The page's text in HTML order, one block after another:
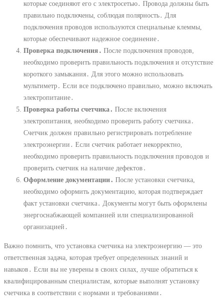
которые соединяют его с электросетью․ Провода должны быть
правильно подключены, соблюдая полярность․ Для
подключения проводов используются специальные клеммы,
которые обеспечивают надежное соединение․
Проверка подключения․ После подключения проводов,
необходимо проверить правильность подключения и отсутствие
короткого замыкания․ Для этого можно использовать
мультиметр․ Если все подключено правильно, можно включать
электропитание․
Проверка работы счетчика․ После включения
электропитания, необходимо проверить работу счетчика․
Счетчик должен правильно регистрировать потребление
электроэнергии․ Если счетчик работает некорректно,
необходимо проверить правильность подключения проводов и
проверить счетчик на наличие дефектов․
Оформление документации․ После установки счетчика,
необходимо оформить документацию, которая подтверждает
факт установки счетчика․ Документы могут быть оформлены
энергоснабжающей компанией или специализированной
организацией․
Важно помнить, что установка счетчика на электроэнергию ― это
ответственная задача, которая требует определенных знаний и
навыков․ Если вы не уверены в своих силах, лучше обратиться к
квалифицированным специалистам, которые выполнят установку
счетчика в соответствии с нормами и требованиями․